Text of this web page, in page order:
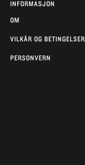
INFORMASJON
OM
VILKÅR OG BETINGELSER
PERSONVERN